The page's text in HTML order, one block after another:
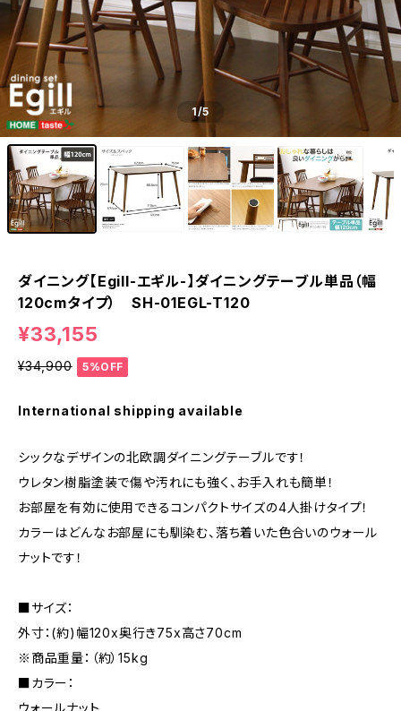
1/5
ダイニング【Egill-エギル-】ダイニングテーブル単品（幅
120cmタイプ） SH-01EGL-T120
¥33,155
¥34,900 5%OFF
International shipping available
シックなデザインの北欧調ダイニングテーブルです！
ウレタン樹脂塗装で傷や汚れにも強く、お手入れも簡単！
お部屋を有効に使用できるコンパクトサイズの4人掛けタイプ！
カラーはどんなお部屋にも馴染む、落ち着いた色合いのウォール
ナットです！
■サイズ：
外寸：(約)幅120x奥行き75x高さ70cm
※商品重量：（約）15kg
■カラー：
ウォールナット